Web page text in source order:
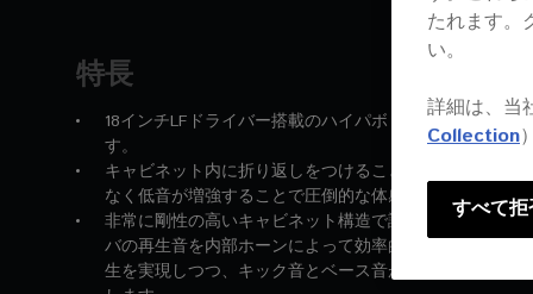
特長
18インチLFドライバー搭載のハイパボリックホーン・サ
す。
キャビネット内に折り返しをつけることで3mのホーン
なく低音が増強することで圧倒的な体感低音を提供しま
非常に剛性の高いキャビネット構造で設計されており、
バの再生音を内部ホーンによって効率的に増強すること
生を実現しつつ、キック音とベース音がしっかりと分離
たれます。
い。
詳細は、当
Collection
すべて